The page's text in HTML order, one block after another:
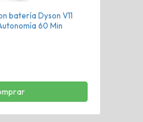
batería Dyson V11
60 Min